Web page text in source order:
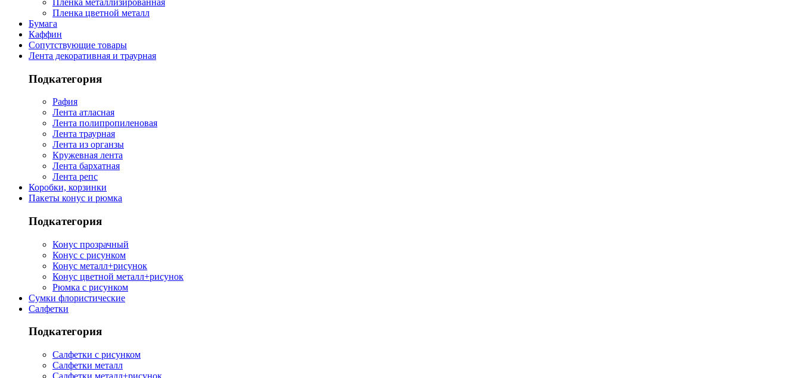
Пленка цветной металл
Бумага
Каффин
Сопутствующие товары
Лента декоративная и траурная
Подкатегория
Рафия
Лента атласная
Лента полипропиленовая
Лента траурная
Лента из органзы
Кружевная лента
Лента бархатная
Лента репс
Коробки, корзинки
Пакеты конус и рюмка
Подкатегория
Конус прозрачный
Конус с рисунком
Конус металл+рисунок
Конус цветной металл+рисунок
Рюмка с рисунком
Сумки флористические
Салфетки
Подкатегория
Салфетки с рисунком
Салфетки металл